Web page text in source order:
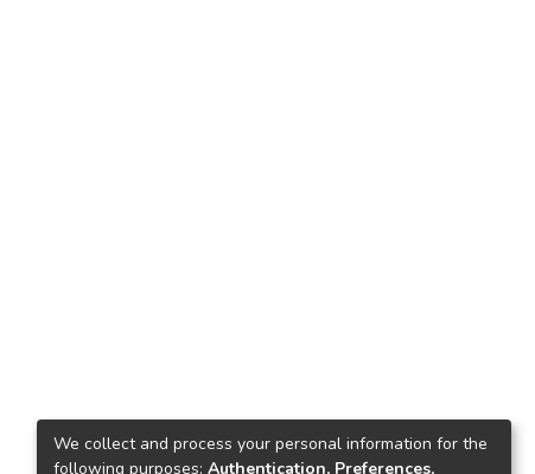
We collect and process your personal information for the
following purposes: Authentication, Preferences,